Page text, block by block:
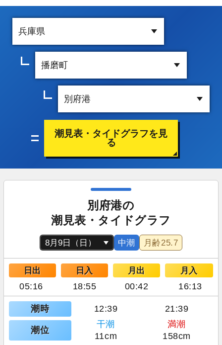
潮見表・タイドグラフを見
る
別府港の
潮見表・タイドグラフ
中潮 月齢25.7
日出 日入 月出 月入
05:16 18:55 00:42 16:13
潮時 12:39 21:39
潮位
干潮
満潮
11cm
158cm